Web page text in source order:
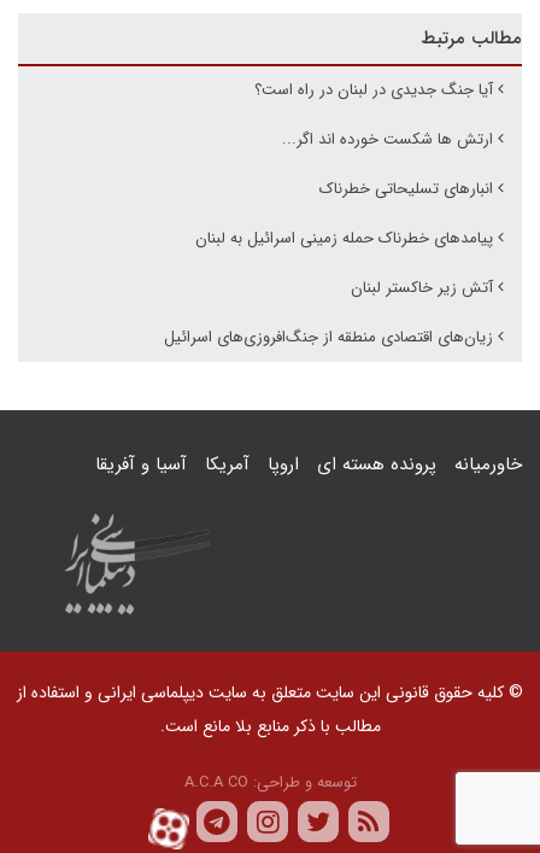
مطالب مرتبط
آیا جنگ جدیدی در لبنان در راه است؟
ارتش ها شکست خورده اند اگر...
انبارهای تسلیحاتی خطرناک
پیامدهای خطرناک حمله زمینی اسرائیل به لبنان
آتش زیر خاکستر لبنان
زیان‌های اقتصادی منطقه از جنگ‌افروزی‌های اسرائیل
خاورمیانه پرونده هسته ای اروپا آمریکا آسیا و آفریقا
© کلیه حقوق قانونی این سایت متعلق به سایت دیپلماسی ایرانی و استفاده از
مطالب با ذکر منابع بلا مانع است.
توسعه و طراحی: A.C.A CO